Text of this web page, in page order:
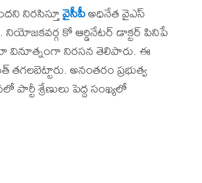
నిరసిస్తూవైసీపీఅధినేత వైఎస్
కో ఆర్డినేటర్ డాక్టర్ పినిపే
వినూత్నంగా నిరసన తెలిపారు. ఈ
అనంతరం ప్రభుత్వ
శ్రేణులు పెద్ద సంఖ్యలో